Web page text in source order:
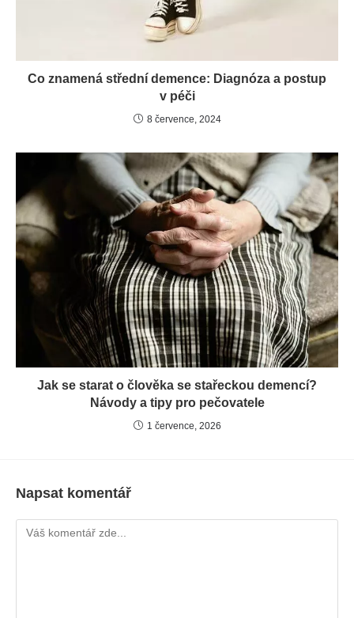
Co znamená střední demence: Diagnóza a postup
v péči
8 července, 2024
Jak se starat o člověka se stařeckou demencí?
Návody a tipy pro pečovatele
1 července, 2026
Napsat komentář